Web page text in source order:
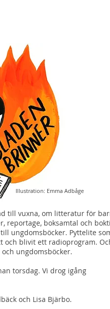
till vuxna, om litteratur för
reportage, boksamtal och
ungdomsböcker. Pyttelite
och blivit ett radioprogram.
ungdomsböcker.
torsdag. Vi drog igång
och Lisa Bjärbo.
Illustration: Emma Adbåge